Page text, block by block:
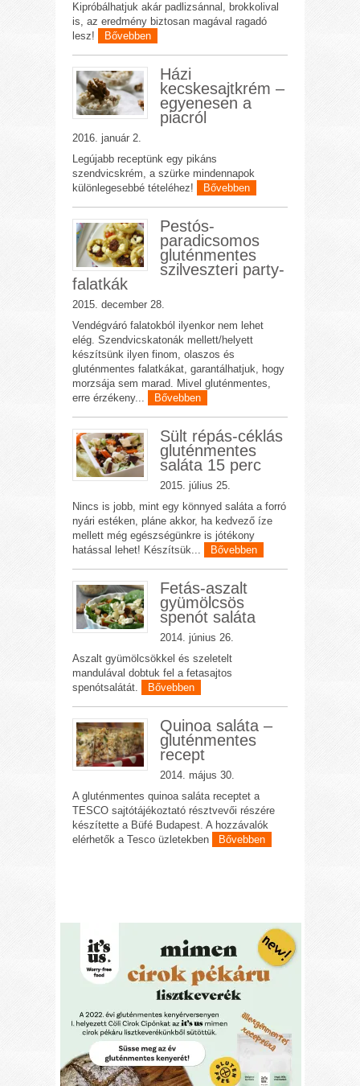
Kipróbálhatjuk akár padlizsánnal, brokkolival
is, az eredmény biztosan magával ragadó
lesz!
Bővebben
Házi
kecskesajtkrém –
egyenesen a
piacról
2016. január 2.
Legújabb receptünk egy pikáns
szendvicskrém, a szürke mindennapok
különlegesebbé tételéhez!
Bővebben
Pestós-
paradicsomos
gluténmentes
szilveszteri party-
falatkák
2015. december 28.
Vendégváró falatokból ilyenkor nem lehet
elég. Szendvicskatonák mellett/helyett
készítsünk ilyen finom, olaszos és
gluténmentes falatkákat, garantálhatjuk, hogy
morzsája sem marad. Mivel gluténmentes,
erre érzékeny...
Bővebben
Sült répás-céklás
gluténmentes
saláta 15 perc
2015. július 25.
Nincs is jobb, mint egy könnyed saláta a forró
nyári estéken, pláne akkor, ha kedvező íze
mellett még egészségünkre is jótékony
hatással lehet! Készítsük...
Bővebben
Fetás-aszalt
gyümölcsös
spenót saláta
2014. június 26.
Aszalt gyümölcsökkel és szeletelt
mandulával dobtuk fel a fetasajtos
spenótsalátát.
Bővebben
Quinoa saláta –
gluténmentes
recept
2014. május 30.
A gluténmentes quinoa saláta receptet a
TESCO sajtótájékoztató résztvevői részére
készítette a Büfé Budapest. A hozzávalók
elérhetők a Tesco üzletekben
Bővebben